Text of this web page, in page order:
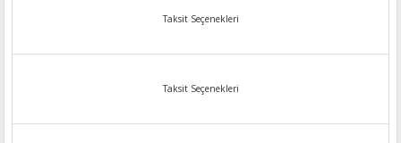
Taksit Seçenekleri
Taksit Seçenekleri